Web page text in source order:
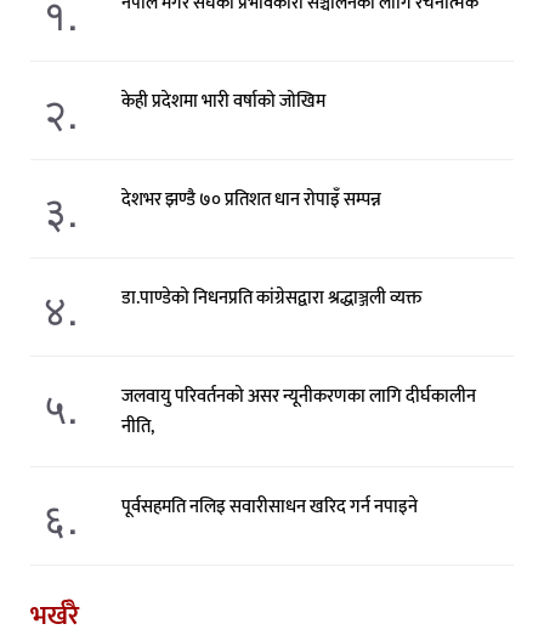
१.
२. केही प्रदेशमा भारी वर्षाको जोखिम
३. देशभर झण्डै ७० प्रतिशत धान रोपाइँ सम्पन्न
४. डा.पाण्डेको निधनप्रति कांग्रेसद्वारा श्रद्धाञ्जली व्यक्त
५.
जलवायु परिवर्तनको असर न्यूनीकरणका लागि दीर्घकालीन
नीति,
६. पूर्वसहमति नलिइ सवारीसाधन खरिद गर्न नपाइने
भर्खरै